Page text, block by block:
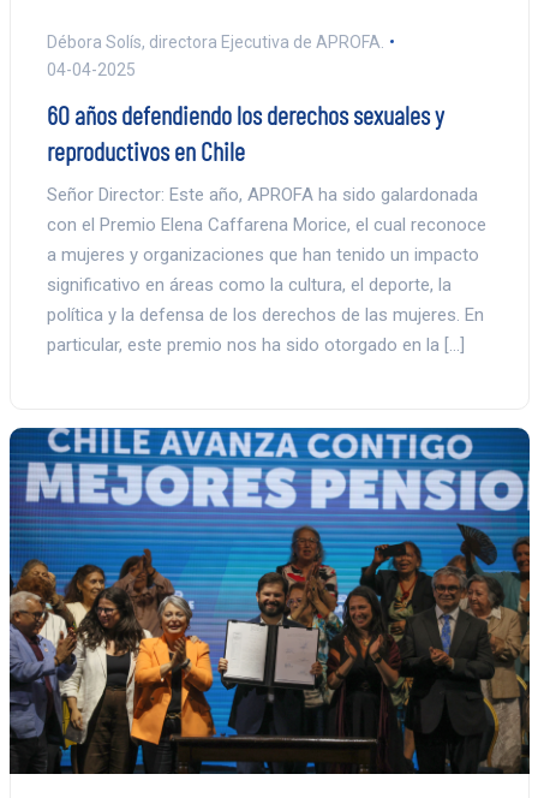
Débora Solís, directora Ejecutiva de APROFA.
04-04-2025
60 años defendiendo los derechos sexuales y
reproductivos en Chile
Señor Director: Este año, APROFA ha sido galardonada
con el Premio Elena Caffarena Morice, el cual reconoce
a mujeres y organizaciones que han tenido un impacto
significativo en áreas como la cultura, el deporte, la
política y la defensa de los derechos de las mujeres. En
particular, este premio nos ha sido otorgado en la […]